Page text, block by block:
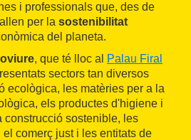
i professionals que, des de
per la sostenibilitat
del planeta.
, que té lloc al
Palau Firal
sectors tan diversos
ecològica, les matèries per a la
els productes d'higiene i
construcció sostenible, les
comerç just i les entitats de